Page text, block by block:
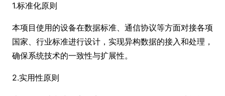
1.标准化原则
本项目使用的设备在数据标准、通信协议等方面对接各项
国家、行业标准进行设计，实现异构数据的接入和处理，
确保系统技术的一致性与扩展性。
2.实用性原则